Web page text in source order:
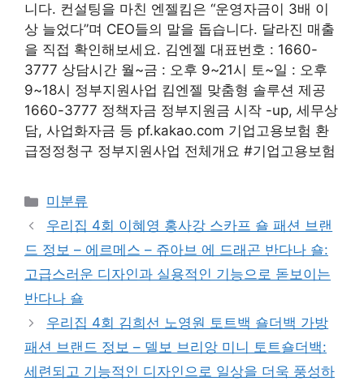
니다. 컨설팅을 마친 엔젤킴은 “운영자금이 3배 이
상 늘었다”며 CEO들의 말을 돕습니다. 달라진 매출
을 직접 확인해보세요. 김엔젤 대표번호 : 1660-
3777 상담시간 월~금 : 오후 9~21시 토~일 : 오후
9~18시 정부지원사업 킴엔젤 맞춤형 솔루션 제공
1660-3777 정책자금 정부지원금 시작 -up, 세무상
담, 사업화자금 등 pf.kakao.com 기업고용보험 환
급정정청구 정부지원사업 전체개요 #기업고용보험
Categories
미분류
우리집 4회 이혜영 홍사강 스카프 숄 패션 브랜
드 정보 – 에르메스 – 쥬아브 에 드래곤 반다나 숄:
고급스러운 디자인과 실용적인 기능으로 돋보이는
반다나 숄
우리집 4회 김희선 노영원 토트백 숄더백 가방
패션 브랜드 정보 – 델보 브리앙 미니 토트숄더백:
세련되고 기능적인 디자인으로 일상을 더욱 풍성하